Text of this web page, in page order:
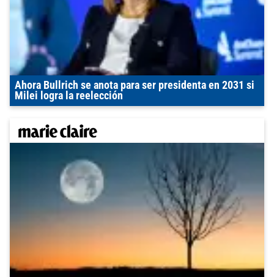
Ahora Bullrich se anota para ser presidenta en 2031 si
Milei logra la reelección